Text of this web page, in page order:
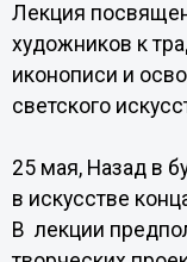
Лекция
художников к
иконописи и
светского
25 мая, Назад в
в искусстве
В лекции